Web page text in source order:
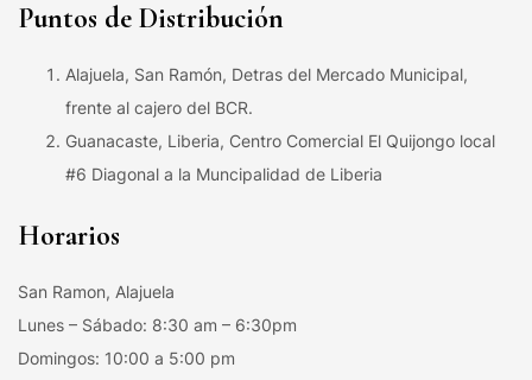
Puntos de Distribución
Alajuela, San Ramón, Detras del Mercado Municipal,
frente al cajero del BCR.
Guanacaste, Liberia, Centro Comercial El Quijongo local
#6 Diagonal a la Muncipalidad de Liberia
Horarios
San Ramon, Alajuela
Lunes – Sábado: 8:30 am – 6:30pm
Domingos: 10:00 a 5:00 pm